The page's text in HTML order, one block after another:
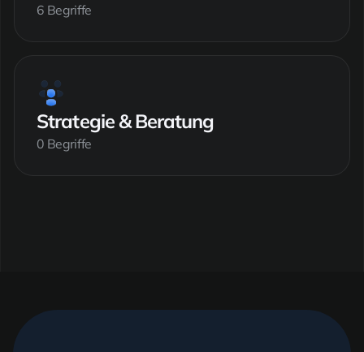
6 Begriffe
Strategie & Beratung
0 Begriffe